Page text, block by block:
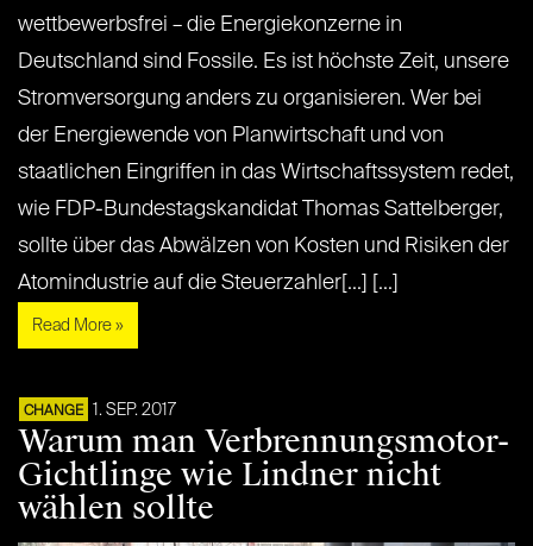
wettbewerbsfrei – die Energiekonzerne in
Deutschland sind Fossile. Es ist höchste Zeit, unsere
Stromversorgung anders zu organisieren. Wer bei
der Energiewende von Planwirtschaft und von
staatlichen Eingriffen in das Wirtschaftssystem redet,
wie FDP-Bundestagskandidat Thomas Sattelberger,
sollte über das Abwälzen von Kosten und Risiken der
Atomindustrie auf die Steuerzahler[...] [...]
Read More »
CHANGE 1. SEP. 2017
Warum man Verbrennungsmotor-
Gichtlinge wie Lindner nicht
wählen sollte